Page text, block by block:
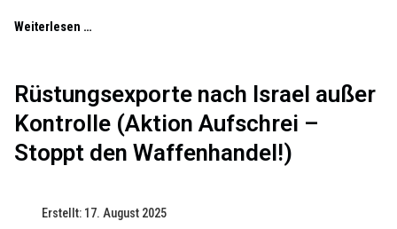
Weiterlesen …
Rüstungsexporte nach Israel außer
Kontrolle (Aktion Aufschrei –
Stoppt den Waffenhandel!)
Erstellt: 17. August 2025